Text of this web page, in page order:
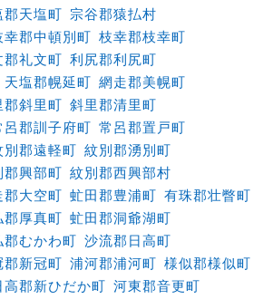
郡天塩町 宗谷郡猿払村
幸郡中頓別町 枝幸郡枝幸町
郡礼文町 利尻郡利尻町
天塩郡幌延町 網走郡美幌町
郡斜里町 斜里郡清里町
呂郡訓子府町 常呂郡置戸町
別郡遠軽町 紋別郡湧別町
郡興部町 紋別郡西興部村
郡大空町 虻田郡豊浦町 有珠郡壮瞥町
郡厚真町 虻田郡洞爺湖町
郡むかわ町 沙流郡日高町
郡新冠町 浦河郡浦河町 様似郡様似町
高郡新ひだか町 河東郡音更町